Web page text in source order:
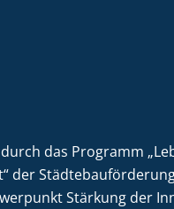
das Programm
der
Stärkung der